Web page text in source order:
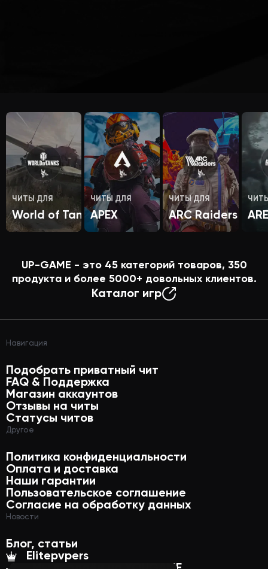
ЧИТЫ ДЛЯ
World of Tanks
ЧИТЫ ДЛЯ
APEX
ЧИТЫ ДЛЯ
ARC Raiders
UP-GAME - это 45категорий товаров, 350
продукта и более 5000+ довольных клиентов.
Каталог игр
Навигация
Подобрать приватный чит
FAQ & Поддержка
Магазин аккаунтов
Отзывы на читы
Статусы читов
Другое
Политика конфиденциальности
Оплата и доставка
Наши гарантии
Пользовательское соглашение
Согласие на обработку данных
Новости
Блог, статьи
Elitepvpers